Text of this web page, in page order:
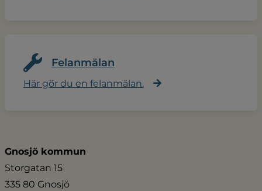
Felanmälan
Här gör du en felanmälan.
Gnosjö kommun
Storgatan 15
335 80 Gnosjö